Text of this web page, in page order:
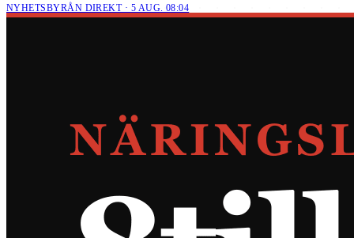
NYHETSBYRÅN DIREKT · 5 AUG. 08:04